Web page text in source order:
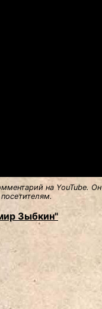
на YouTube. Он
Зыбкин"